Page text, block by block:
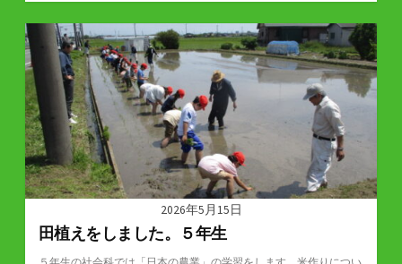
テ
ゴ
リ
2026年5月15日
田植えをしました。５年生